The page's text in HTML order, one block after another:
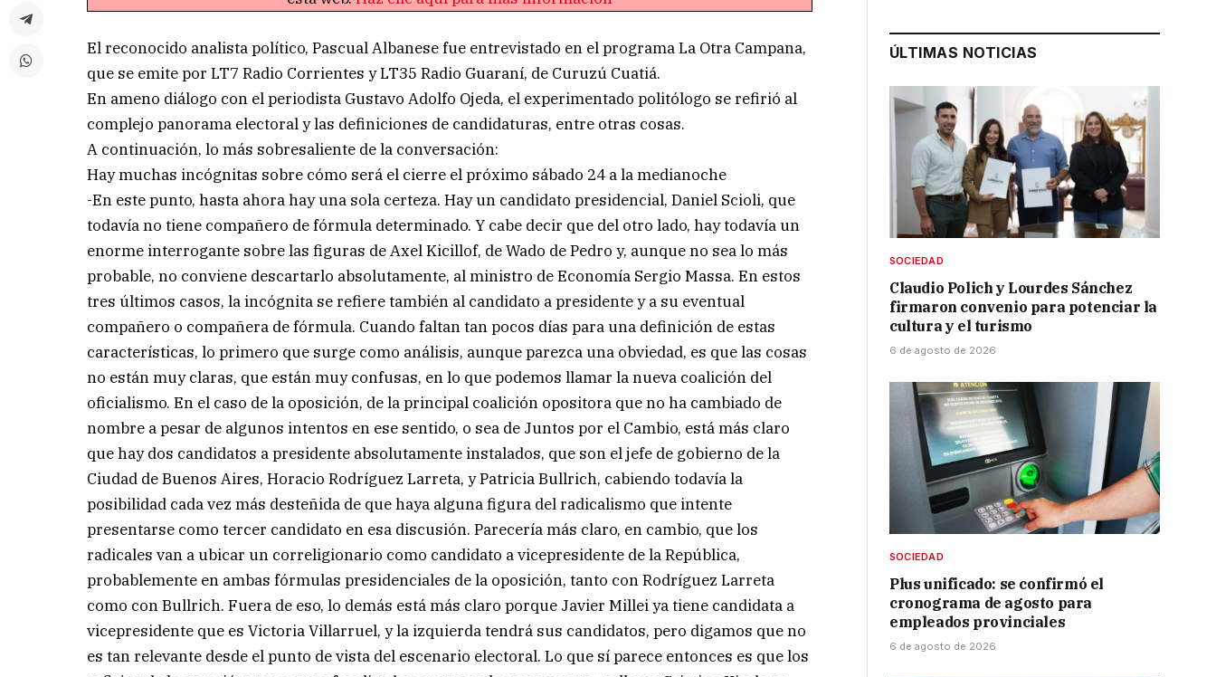
El reconocido analista político, Pascual Albanese fue entrevistado en el programa La Otra Campana,
que se emite por LT7 Radio Corrientes y LT35 Radio Guaraní, de Curuzú Cuatiá.
En ameno diálogo con el periodista Gustavo Adolfo Ojeda, el experimentado politólogo se refirió al
complejo panorama electoral y las definiciones de candidaturas, entre otras cosas.
A continuación, lo más sobresaliente de la conversación:
Hay muchas incógnitas sobre cómo será el cierre el próximo sábado 24 a la medianoche
-En este punto, hasta ahora hay una sola certeza. Hay un candidato presidencial, Daniel Scioli, que
todavía no tiene compañero de fórmula determinado. Y cabe decir que del otro lado, hay todavía un
enorme interrogante sobre las figuras de Axel Kicillof, de Wado de Pedro y, aunque no sea lo más
probable, no conviene descartarlo absolutamente, al ministro de Economía Sergio Massa. En estos
tres últimos casos, la incógnita se refiere también al candidato a presidente y a su eventual
compañero o compañera de fórmula. Cuando faltan tan pocos días para una definición de estas
características, lo primero que surge como análisis, aunque parezca una obviedad, es que las cosas
no están muy claras, que están muy confusas, en lo que podemos llamar la nueva coalición del
oficialismo. En el caso de la oposición, de la principal coalición opositora que no ha cambiado de
nombre a pesar de algunos intentos en ese sentido, o sea de Juntos por el Cambio, está más claro
que hay dos candidatos a presidente absolutamente instalados, que son el jefe de gobierno de la
Ciudad de Buenos Aires, Horacio Rodríguez Larreta, y Patricia Bullrich, cabiendo todavía la
posibilidad cada vez más desteñida de que haya alguna figura del radicalismo que intente
presentarse como tercer candidato en esa discusión. Parecería más claro, en cambio, que los
radicales van a ubicar un correligionario como candidato a vicepresidente de la República,
probablemente en ambas fórmulas presidenciales de la oposición, tanto con Rodríguez Larreta
como con Bullrich. Fuera de eso, lo demás está más claro porque Javier Millei ya tiene candidata a
vicepresidente que es Victoria Villarruel, y la izquierda tendrá sus candidatos, pero digamos que no
es tan relevante desde el punto de vista del escenario electoral. Lo que sí parece entonces es que los
ÚLTIMAS NOTICIAS
SOCIEDAD
Claudio Polich y Lourdes Sánchez
firmaron convenio para potenciar la
cultura y el turismo
6 de agosto de 2026
SOCIEDAD
Plus unificado: se confirmó el
cronograma de agosto para
empleados provinciales
6 de agosto de 2026